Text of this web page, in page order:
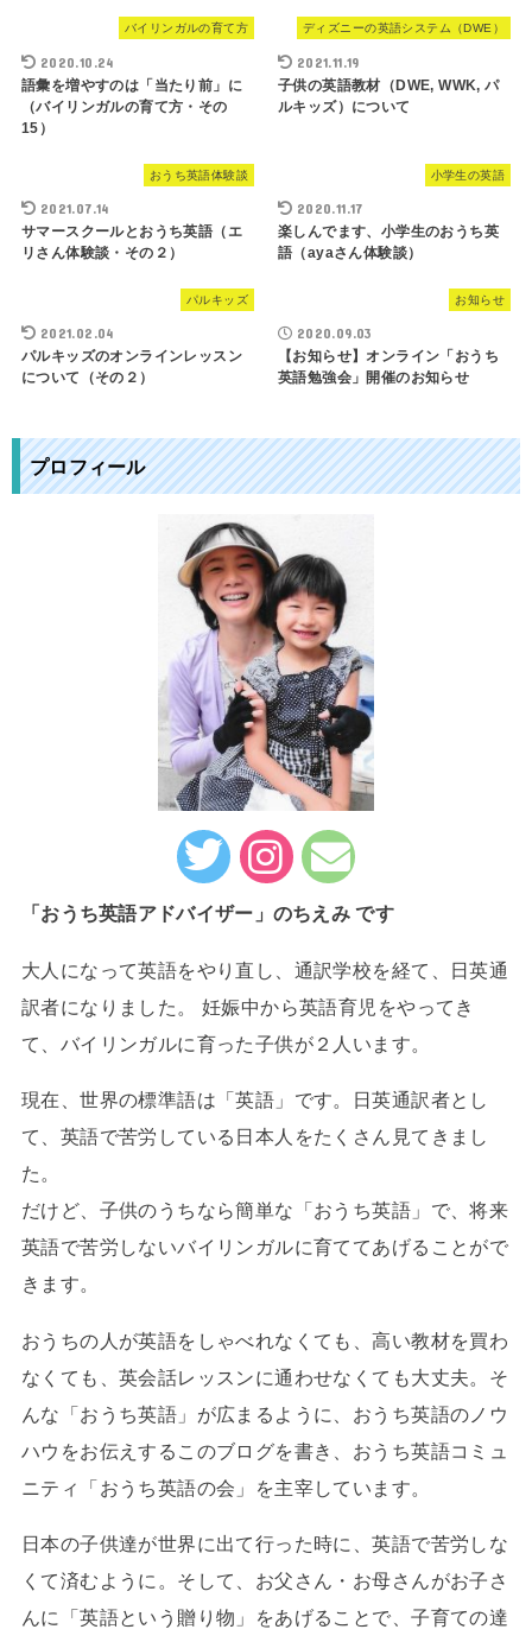
バイリンガルの育て方
2020.10.24
語彙を増やすのは「当たり前」に
（バイリンガルの育て方・その
15）
ディズニーの英語システム（DWE）
2021.11.19
子供の英語教材（DWE, WWK, パ
ルキッズ）について
おうち英語体験談
2021.07.14
サマースクールとおうち英語（エ
リさん体験談・その２）
小学生の英語
2020.11.17
楽しんでます、小学生のおうち英
語（ayaさん体験談）
パルキッズ
2021.02.04
パルキッズのオンラインレッスン
について（その２）
お知らせ
2020.09.03
【お知らせ】オンライン「おうち
英語勉強会」開催のお知らせ
プロフィール
「おうち英語アドバイザー」のちえみ です
大人になって英語をやり直し、通訳学校を経て、日英通
訳者になりました。 妊娠中から英語育児をやってき
て、バイリンガルに育った子供が２人います。
現在、世界の標準語は「英語」です。日英通訳者とし
て、英語で苦労している日本人をたくさん見てきまし
た。
だけど、子供のうちなら簡単な「おうち英語」で、将来
英語で苦労しないバイリンガルに育ててあげることがで
きます。
おうちの人が英語をしゃべれなくても、高い教材を買わ
なくても、英会話レッスンに通わせなくても大丈夫。そ
んな「おうち英語」が広まるように、おうち英語のノウ
ハウをお伝えするこのブログを書き、おうち英語コミュ
ニティ「おうち英語の会」を主宰しています。
日本の子供達が世界に出て行った時に、英語で苦労しな
くて済むように。そして、お父さん・お母さんがお子さ
んに「英語という贈り物」をあげることで、子育ての達